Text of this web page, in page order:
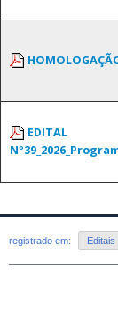
EDITAL
registrado em: Editais